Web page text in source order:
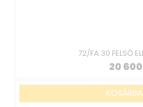
72/FA 30 FELSŐ
20 600
KOSÁRBA